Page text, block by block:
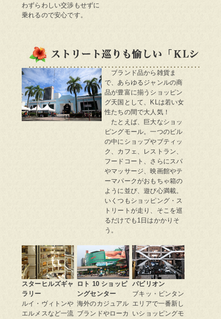
わずらわしい交渉もせずに
乗れるので安心です。
ストリート巡りも愉しい「ＫLショッピン
ブランド品から雑貨ま
で、あらゆるジャンルの商
品が豊富に揃うショッピン
グ天国として、KLは若い女
性たちの間で大人気！
たとえば、巨大なショッ
ピングモール。一つのビル
の中にショップやブティッ
ク、カフェ、レストラン、
フードコート、さらにスパ
やマッサージ、映画館やテ
ーマパークがおもちゃ箱の
ように並び、遊び心満載。
いくつもショッピング・ス
トリートが走り、そこを巡
るだけでも1日はかかりそ
う。
スターヒルズギャ
ラリー
ルイ・ヴィトンや
エルメスなど一流
ロト 10 ショッピ
ングセンター
海外のカジュアル
ブランドやローカ
パビリオン
ブキッ・ビンタン
エリアで一番新し
いショッピングモ